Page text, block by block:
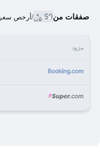
صفقات من59 ﷼ /أرخص سعر
مزود